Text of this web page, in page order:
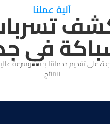
آلية عملنا
في
على تقديم خدماتنا بدقة وسرعة
النتائج.